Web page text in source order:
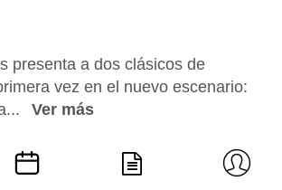
presenta a dos clásicos de
vez en el nuevo escenario:
Ver más